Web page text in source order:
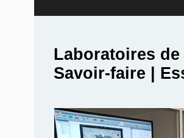
Laboratoires
Savoir-faire |